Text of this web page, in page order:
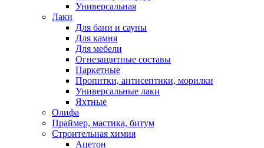
Универсальная
Лаки
Для бани и сауны
Для камня
Для мебели
Огнезащитные составы
Паркетные
Пропитки, антисептики, морилки
Универсальные лаки
Яхтные
Олифа
Праймер, мастика, битум
Строительная химия
Ацетон